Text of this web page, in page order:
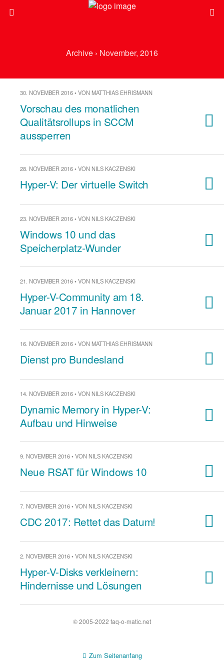
Archive › November, 2016
30. NOVEMBER 2016 • VON MATTHIAS EHRISMANN
Vorschau des monatlichen
Qualitätsrollups in SCCM
aussperren
28. NOVEMBER 2016 • VON NILS KACZENSKI
Hyper-V: Der virtuelle Switch
23. NOVEMBER 2016 • VON NILS KACZENSKI
Windows 10 und das
Speicherplatz-Wunder
21. NOVEMBER 2016 • VON NILS KACZENSKI
Hyper-V-Community am 18.
Januar 2017 in Hannover
16. NOVEMBER 2016 • VON MATTHIAS EHRISMANN
Dienst pro Bundesland
14. NOVEMBER 2016 • VON NILS KACZENSKI
Dynamic Memory in Hyper-V:
Aufbau und Hinweise
9. NOVEMBER 2016 • VON NILS KACZENSKI
Neue RSAT für Windows 10
7. NOVEMBER 2016 • VON NILS KACZENSKI
CDC 2017: Rettet das Datum!
2. NOVEMBER 2016 • VON NILS KACZENSKI
Hyper-V-Disks verkleinern:
Hindernisse und Lösungen
© 2005-2022 faq-o-matic.net
Zum Seitenanfang